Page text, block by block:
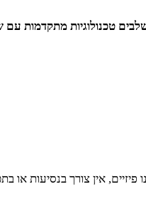
טכנולוגיות מתקדמות
אין צורך בנסיעות או